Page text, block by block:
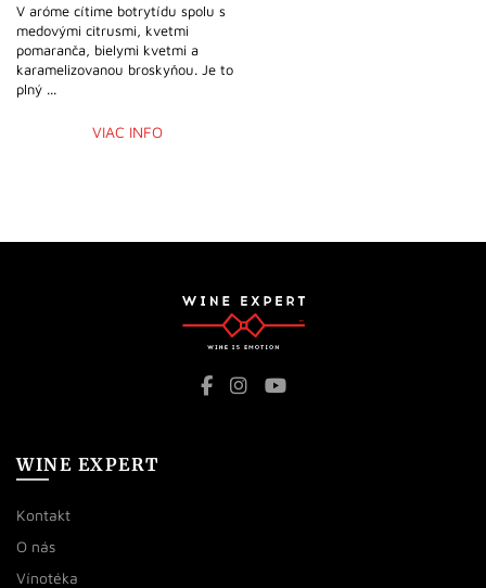
V aróme cítime botrytídu spolu s
medovými citrusmi, kvetmi
pomaranča, bielymi kvetmi a
karamelizovanou broskyňou. Je to
plný ...
VIAC INFO
WINE EXPERT
Kontakt
O nás
Vínotéka